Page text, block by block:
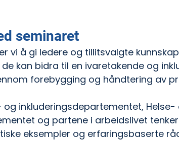
seminaret
vi å gi ledere og tillitsvalgte
kan bidra til en ivaretakende og
forebygging og håndtering av
og inkluderingsdepartementet, Helse-
og partene i arbeidslivet
eksempler og erfaringsbaserte